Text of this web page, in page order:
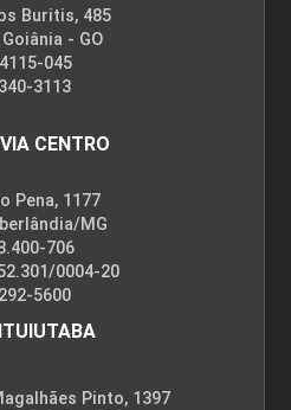
Buritis, 485
- GO
045
3113
CENTRO
Pena, 1177
MG
706
0004-20
5600
Pinto, 1397